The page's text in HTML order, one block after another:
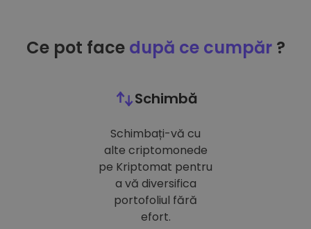
Ce pot face după ce cumpăr?
Schimbă
Schimbați-vă cu
alte criptomonede
pe Kriptomat pentru
a vă diversifica
portofoliul fără
efort.